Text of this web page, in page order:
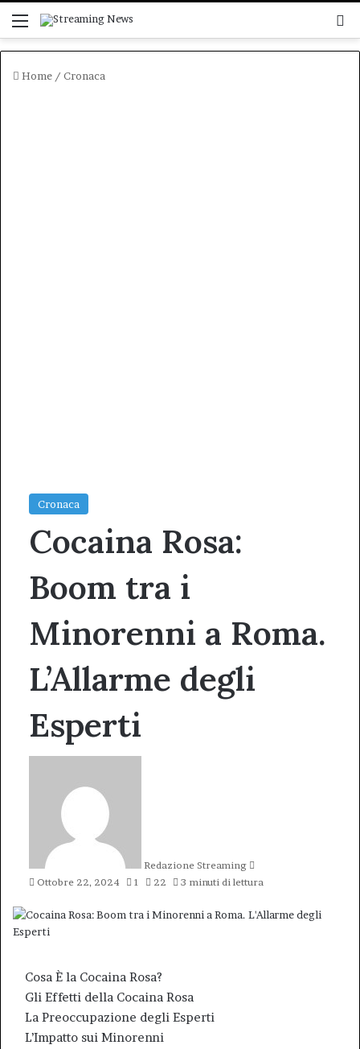
Menu
Home / Cronaca
Cronaca
Cocaina Rosa:
Boom tra i
Minorenni a Roma.
L’Allarme degli
Esperti
Redazione Streaming
Ottobre 22, 2024 1 22 3 minuti di lettura
Cosa È la Cocaina Rosa?
Gli Effetti della Cocaina Rosa
La Preoccupazione degli Esperti
L’Impatto sui Minorenni